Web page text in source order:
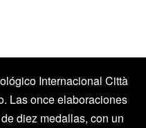
Internacional Città
Las once elaboraciones
diez medallas, con un